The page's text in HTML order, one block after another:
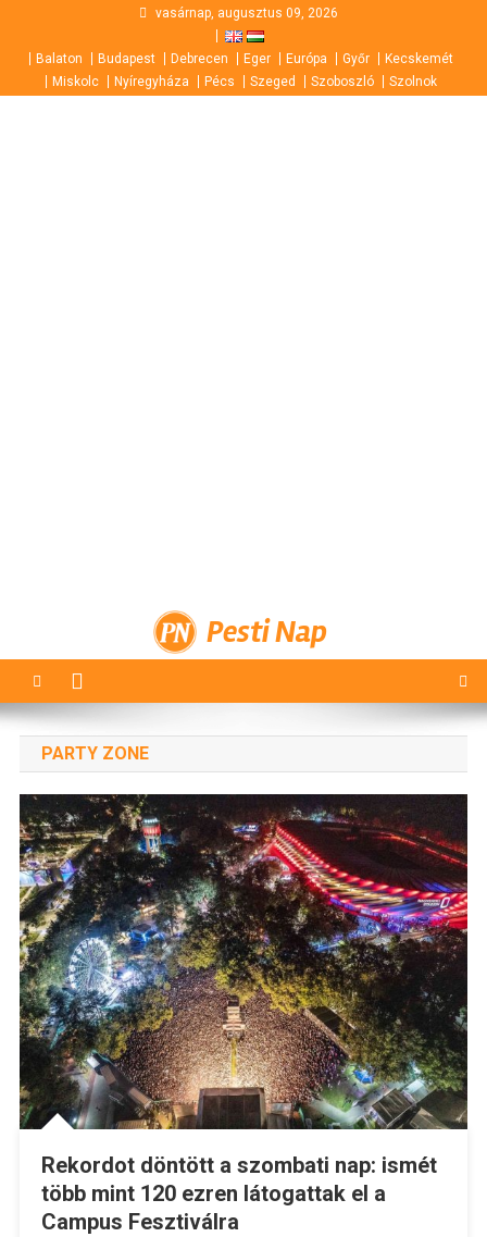
content
vasárnap, augusztus 09, 2026
Balaton Budapest Debrecen Eger Európa Győr
Kecskemét
Miskolc
Nyíregyháza Pécs Szeged Szoboszló Szolnok
Pesti Nap
PARTY ZONE
Rekordot döntött a szombati nap: ismét
több mint 120 ezren látogattak el a
Campus Fesztiválra